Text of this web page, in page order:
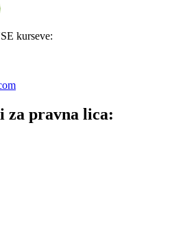
kurseve:
za pravna lica: